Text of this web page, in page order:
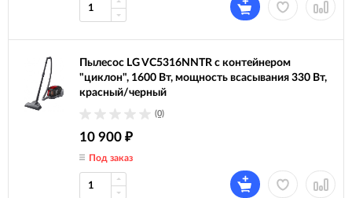
Пылесос LG VC5316NNTR с контейнером
"циклон", 1600 Вт, мощность всасывания 330 Вт,
красный/черный
(0)
10 900 ₽
Под заказ